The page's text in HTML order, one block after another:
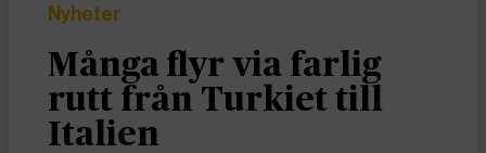
Nyheter
Många flyr via farlig
rutt från Turkiet till
Italien